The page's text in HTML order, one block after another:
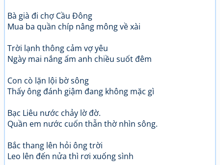
Bà già đi chợ Cầu Đông
Mua ba quần chíp nâng mông về xài
Trời lạnh thông cảm vợ yêu
Ngày mai nắng ấm anh chiều suốt đêm
Con cò lặn lội bờ sông
Thấy ông đánh giậm đang không mặc gì
Bạc Liêu nước chảy lờ đờ.
Quần em nước cuốn thẫn thờ nhìn sông.
Bắc thang lên hỏi ông trời
Leo lên đến nửa thì rơi xuống sình